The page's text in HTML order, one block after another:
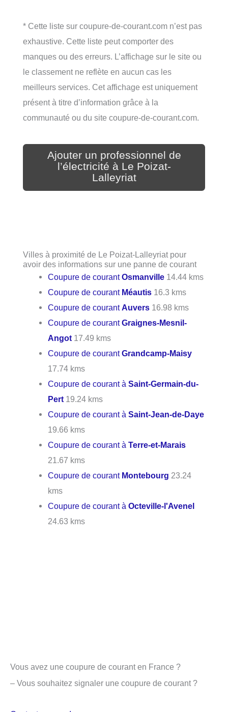
* Cette liste sur coupure-de-courant.com n’est pas
exhaustive. Cette liste peut comporter des
manques ou des erreurs. L’affichage sur le site ou
le classement ne reflète en aucun cas les
meilleurs services. Cet affichage est uniquement
présent à titre d’information grâce à la
communauté ou du site coupure-de-courant.com.
Ajouter un professionnel de
l’électricité à Le Poizat-
Lalleyriat
Villes à proximité de Le Poizat-Lalleyriat pour
avoir des informations sur une panne de courant
Coupure de courantOsmanville 14.44 kms
Coupure de courant Méautis 16.3 kms
Coupure de courantAuvers 16.98 kms
Coupure de courantGraignes-Mesnil-
Angot 17.49 kms
Coupure de courantGrandcamp-Maisy
17.74 kms
Coupure de courant àSaint-Germain-du-
Pert 19.24 kms
Coupure de courant àSaint-Jean-de-Daye
19.66 kms
Coupure de courant àTerre-et-Marais
21.67 kms
Coupure de courant Montebourg 23.24
kms
Coupure de courant àOcteville-l'Avenel
24.63 kms
Vous avez une coupure de courant en France ?
– Vous souhaitez signaler une coupure de courant ?